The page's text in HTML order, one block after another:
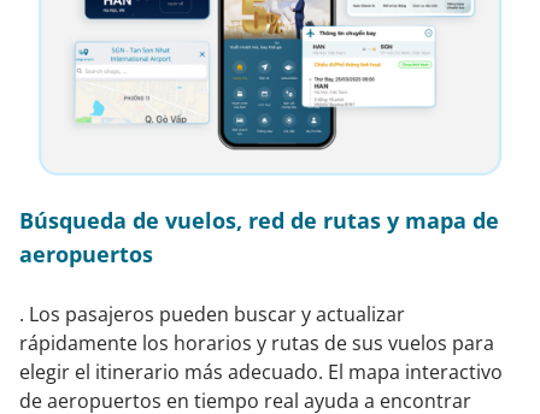
Búsqueda de vuelos, red de rutas y mapa de
aeropuertos
. Los pasajeros pueden buscar y actualizar
rápidamente los horarios y rutas de sus vuelos para
elegir el itinerario más adecuado. El mapa interactivo
de aeropuertos en tiempo real ayuda a encontrar